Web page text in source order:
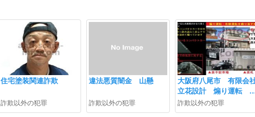
住宅塗装関連詐欺
詐欺以外の犯罪
違法悪質闇金 山懸
詐欺以外の犯罪
大阪府八尾市 有限会
立花設計 煽り運転
阪335せ58-68 / 大阪335
せ5868
詐欺以外の犯罪